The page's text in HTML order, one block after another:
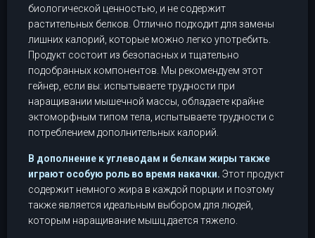
биологической ценностью, и не содержит
растительных белков. Отлично подходит для замены
лишних калорий, которые можно легко употребить.
Продукт состоит из безопасных и тщательно
подобранных компонентов. Мы рекомендуем этот
гейнер, если вы: испытываете трудности при
наращивании мышечной массы, обладаете крайне
эктоморфным типом тела, испытываете трудности с
потреблением дополнительных калорий.
В дополнение к углеводам и белкам жиры также
играют особую роль во время накачки. Этот продукт
содержит немного жира в каждой порции и поэтому
также является идеальным выбором для людей,
которым наращивание мышц дается тяжело.